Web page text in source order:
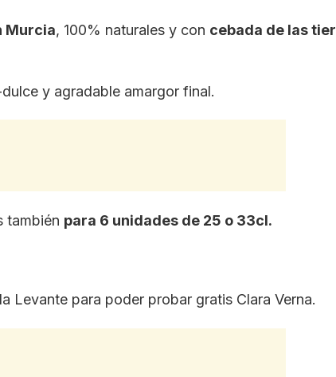
Murcia, 100% naturales y con cebada de las
y agradable amargor final.
también para 6 unidades de 25 o 33cl.
Levante para poder probar gratis Clara Verna.